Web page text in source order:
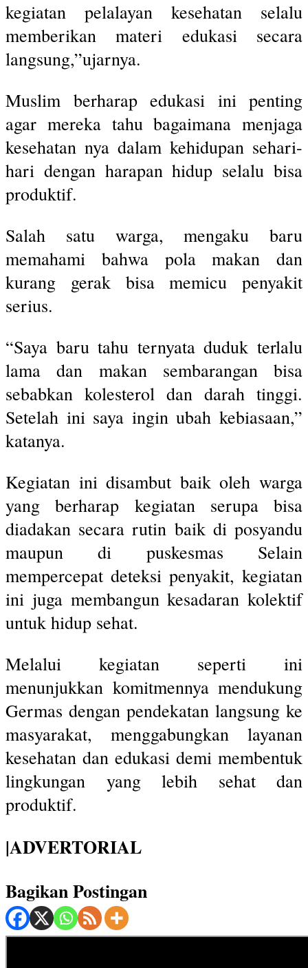
kegiatan pelalayan kesehatan selalu
memberikan materi edukasi secara
langsung,”ujarnya.
Muslim berharap edukasi ini penting
agar mereka tahu bagaimana menjaga
kesehatan nya dalam kehidupan sehari-
hari dengan harapan hidup selalu bisa
produktif.
Salah satu warga, mengaku baru
memahami bahwa pola makan dan
kurang gerak bisa memicu penyakit
serius.
“Saya baru tahu ternyata duduk terlalu
lama dan makan sembarangan bisa
sebabkan kolesterol dan darah tinggi.
Setelah ini saya ingin ubah kebiasaan,”
katanya.
Kegiatan ini disambut baik oleh warga
yang berharap kegiatan serupa bisa
diadakan secara rutin baik di posyandu
maupun di puskesmas Selain
mempercepat deteksi penyakit, kegiatan
ini juga membangun kesadaran kolektif
untuk hidup sehat.
Melalui kegiatan seperti ini
menunjukkan komitmennya mendukung
Germas dengan pendekatan langsung ke
masyarakat, menggabungkan layanan
kesehatan dan edukasi demi membentuk
lingkungan yang lebih sehat dan
produktif.
|ADVERTORIAL
Bagikan Postingan